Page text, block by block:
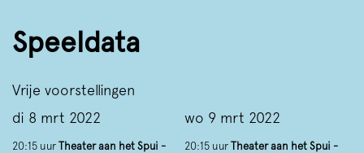
Speeldata
Vrije voorstellingen
di 8 mrt 2022
20:15 uur Theater aan het Spui -
wo 9 mrt 2022
20:15 uur Theater aan het Spui -